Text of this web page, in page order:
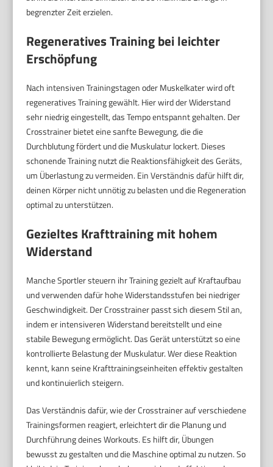
begrenzter Zeit erzielen.
Regeneratives Training bei leichter
Erschöpfung
Nach intensiven Trainingstagen oder Muskelkater wird oft
regeneratives Training gewählt. Hier wird der Widerstand
sehr niedrig eingestellt, das Tempo entspannt gehalten. Der
Crosstrainer bietet eine sanfte Bewegung, die die
Durchblutung fördert und die Muskulatur lockert. Dieses
schonende Training nutzt die Reaktionsfähigkeit des Geräts,
um Überlastung zu vermeiden. Ein Verständnis dafür hilft dir,
deinen Körper nicht unnötig zu belasten und die Regeneration
optimal zu unterstützen.
Gezieltes Krafttraining mit hohem
Widerstand
Manche Sportler steuern ihr Training gezielt auf Kraftaufbau
und verwenden dafür hohe Widerstandsstufen bei niedriger
Geschwindigkeit. Der Crosstrainer passt sich diesem Stil an,
indem er intensiveren Widerstand bereitstellt und eine
stabile Bewegung ermöglicht. Das Gerät unterstützt so eine
kontrollierte Belastung der Muskulatur. Wer diese Reaktion
kennt, kann seine Krafttrainingseinheiten effektiv gestalten
und kontinuierlich steigern.
Das Verständnis dafür, wie der Crosstrainer auf verschiedene
Trainingsformen reagiert, erleichtert dir die Planung und
Durchführung deines Workouts. Es hilft dir, Übungen
bewusst zu gestalten und die Maschine optimal zu nutzen. So